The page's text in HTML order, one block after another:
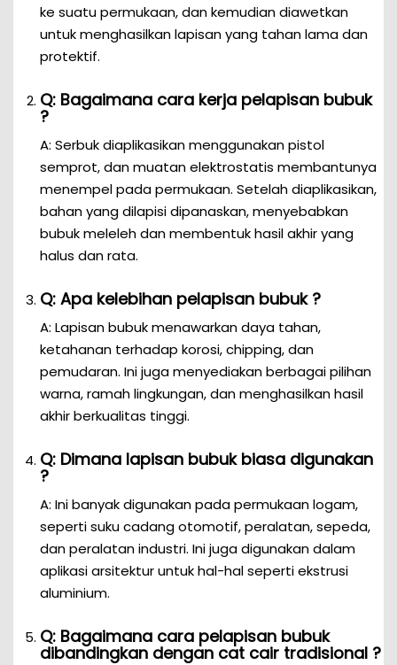
ke suatu permukaan, dan kemudian diawetkan
untuk menghasilkan lapisan yang tahan lama dan
protektif.
Q: Bagaimana cara kerja pelapisan bubuk
?
A: Serbuk diaplikasikan menggunakan pistol
semprot, dan muatan elektrostatis membantunya
menempel pada permukaan. Setelah diaplikasikan,
bahan yang dilapisi dipanaskan, menyebabkan
bubuk meleleh dan membentuk hasil akhir yang
halus dan rata.
Q: Apa kelebihan pelapisan bubuk ?
A: Lapisan bubuk menawarkan daya tahan,
ketahanan terhadap korosi, chipping, dan
pemudaran. Ini juga menyediakan berbagai pilihan
warna, ramah lingkungan, dan menghasilkan hasil
akhir berkualitas tinggi.
Q: Dimana lapisan bubuk biasa digunakan
?
A: Ini banyak digunakan pada permukaan logam,
seperti suku cadang otomotif, peralatan, sepeda,
dan peralatan industri. Ini juga digunakan dalam
aplikasi arsitektur untuk hal-hal seperti ekstrusi
aluminium.
Q: Bagaimana cara pelapisan bubuk
dibandingkan dengan cat cair tradisional ?